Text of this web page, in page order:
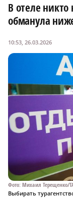
В отеле
обманула
10:53, 26.03.2026
Фото: Михаил Терещенко/
Выбирать